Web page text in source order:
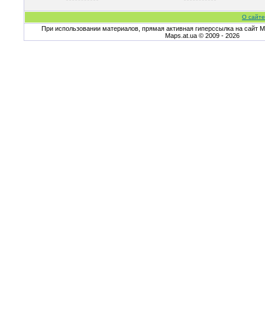
О
При использовании материалов, прямая активная гиперссылка на сайт
Maps.at.ua © 2009 - 2026